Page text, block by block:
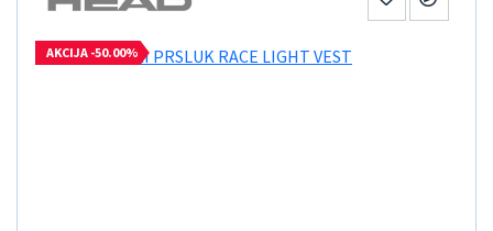
AKCIJA -50.00%